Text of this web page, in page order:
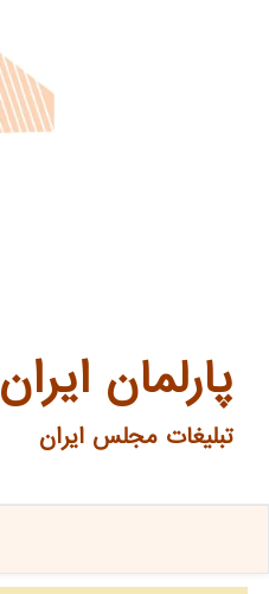
پارلمان ایران
تبلیغات مجلس ایران